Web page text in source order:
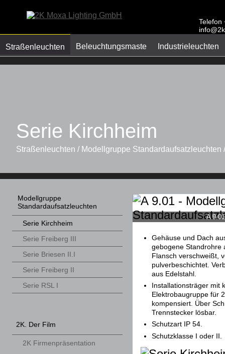
Telefon
Straßenleuchten Beleuchtungsmaste Industrieleuchten
Serie Kirchheim
Straßenleuchten / Modellgruppe Standardaufsatzleuchten
A
Gehäuse und Dach
gebogene Standrohre
Flansch verschweißt,
pulverbeschichtet.
aus Edelstahl.
Installationsträger mit
Elektrobaugruppe für
kompensiert. Über
Trennstecker lösbar.
Schutzart IP 54.
Schutzklasse I oder II.
Modellgruppe
Standardaufsatzleuchten
Serie Kirchheim
Serie Freiberg III
Serie Briesen II.I
Serie Freiberg II
Serie RSL I
2K. Der Film
2K Firmenpräsentation